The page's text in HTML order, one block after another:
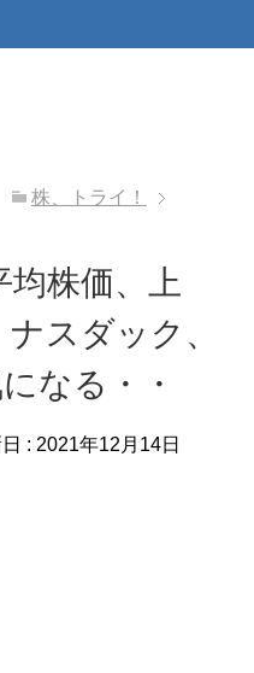
株、トライ！
均株価、上
スダック、
なる・・
: 2021年12月14日